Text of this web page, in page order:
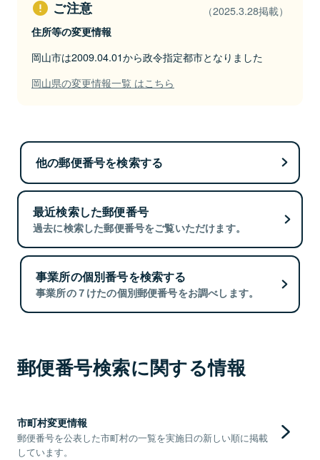
ご注意 （2025.3.28掲載）
住所等の変更情報
岡山市は2009.04.01から政令指定都市となりました
岡山県の変更情報一覧 はこちら
他の郵便番号を検索する
最近検索した郵便番号
過去に検索した郵便番号をご覧いただけます。
事業所の個別番号を検索する
事業所の７けたの個別郵便番号をお調べします。
郵便番号検索に関する情報
市町村変更情報
郵便番号を公表した市町村の一覧を実施日の新しい順に掲載
しています。